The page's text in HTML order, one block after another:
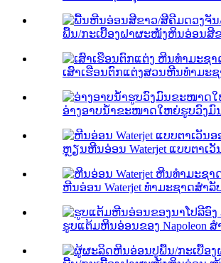
ພື້ນ/ກະເບື້ອງຝາຜະໜັງຫິນອ່ອນສີ
ເສົາເຮືອນຕົກແຕ່ງສວນຫີນທໍາມະ
ອ່າງອາບນໍ້າຂະໜາດໃຫຍ່ຮູບວົງມົ
ຫຼຽນຫີນອ່ອນ Waterjet ແບບຕາເວັ
ຫີນອ່ອນ Waterjet ທຳມະຊາດສຳ
ຮູບແຕ້ມຫີນອ່ອນຂອງ Napoleon ສ